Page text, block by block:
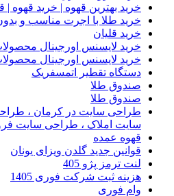
خرید بهترین قهوه | خرید قهوه |
خرید طلا با اجرت مناسب و
خرید قلیان
خرید لایسنس اورجینال
خرید لایسنس اورجینال
دستگاه تقطیر اتمسفریک
صندوق طلا
صندوق طلا
طراحی سایت در کرمان ،
سایت املاک ، طراحی سایت
قهوه عمده
قوانین جدید گلدن ویزای یونان
لنت ترمز پژو 405
هزینه ثبت شرکت فوری 1405
وام فوری